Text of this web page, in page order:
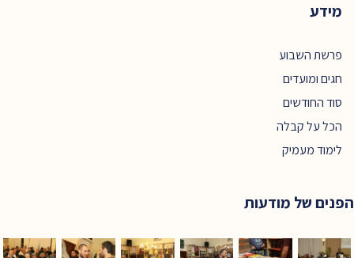
מידע
פרשת השבוע
חגים ומועדים
סוד החודשים
הכל על קבלה
לימוד מעמיק
הפנים של מודעות